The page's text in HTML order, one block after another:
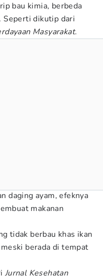
bau kimia, berbeda
Seperti dikutip dari
Masyarakat.
daging ayam, efeknya
makanan
tidak berbau khas ikan
berada di tempat
Jurnal Kesehatan